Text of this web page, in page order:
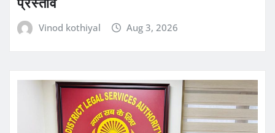
Vinod kothiyal Aug 3, 2026